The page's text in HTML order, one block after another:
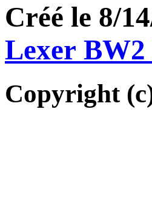
Créé le 8/
Lexer
Copyright